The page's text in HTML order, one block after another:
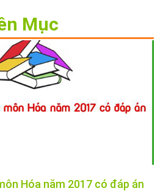
Mục
Hóa năm 2017 có đáp án